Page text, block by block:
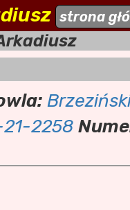
strona
2258